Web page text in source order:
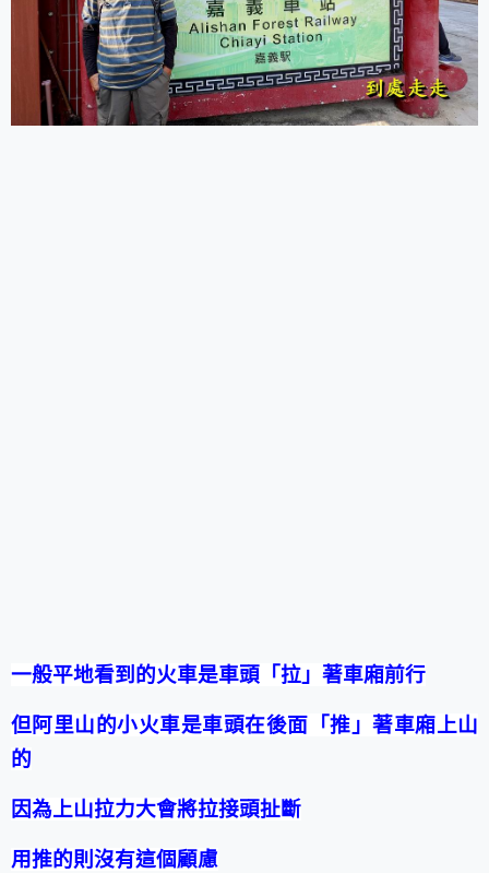
一般平地看到的火車是車頭「拉」著車廂前行
但阿里山的小火車是車頭在後面「推」著車廂上山
的
因為上山拉力大會將拉接頭扯斷
用推的則沒有這個顧慮